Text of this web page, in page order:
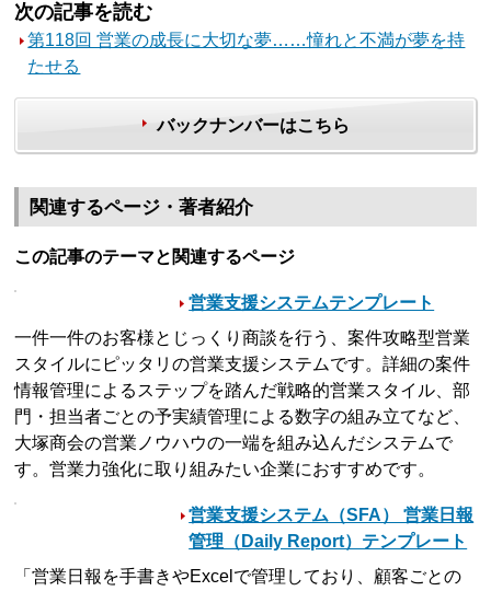
次の記事を読む
第118回 営業の成長に大切な夢……憧れと不満が夢を持
たせる
バックナンバーはこちら
関連するページ・著者紹介
この記事のテーマと関連するページ
営業支援システムテンプレート
一件一件のお客様とじっくり商談を行う、案件攻略型営業
スタイルにピッタリの営業支援システムです。詳細の案件
情報管理によるステップを踏んだ戦略的営業スタイル、部
門・担当者ごとの予実績管理による数字の組み立てなど、
大塚商会の営業ノウハウの一端を組み込んだシステムで
す。営業力強化に取り組みたい企業におすすめです。
営業支援システム（SFA） 営業日報
管理（Daily Report）テンプレート
「営業日報を手書きやExcelで管理しており、顧客ごとの